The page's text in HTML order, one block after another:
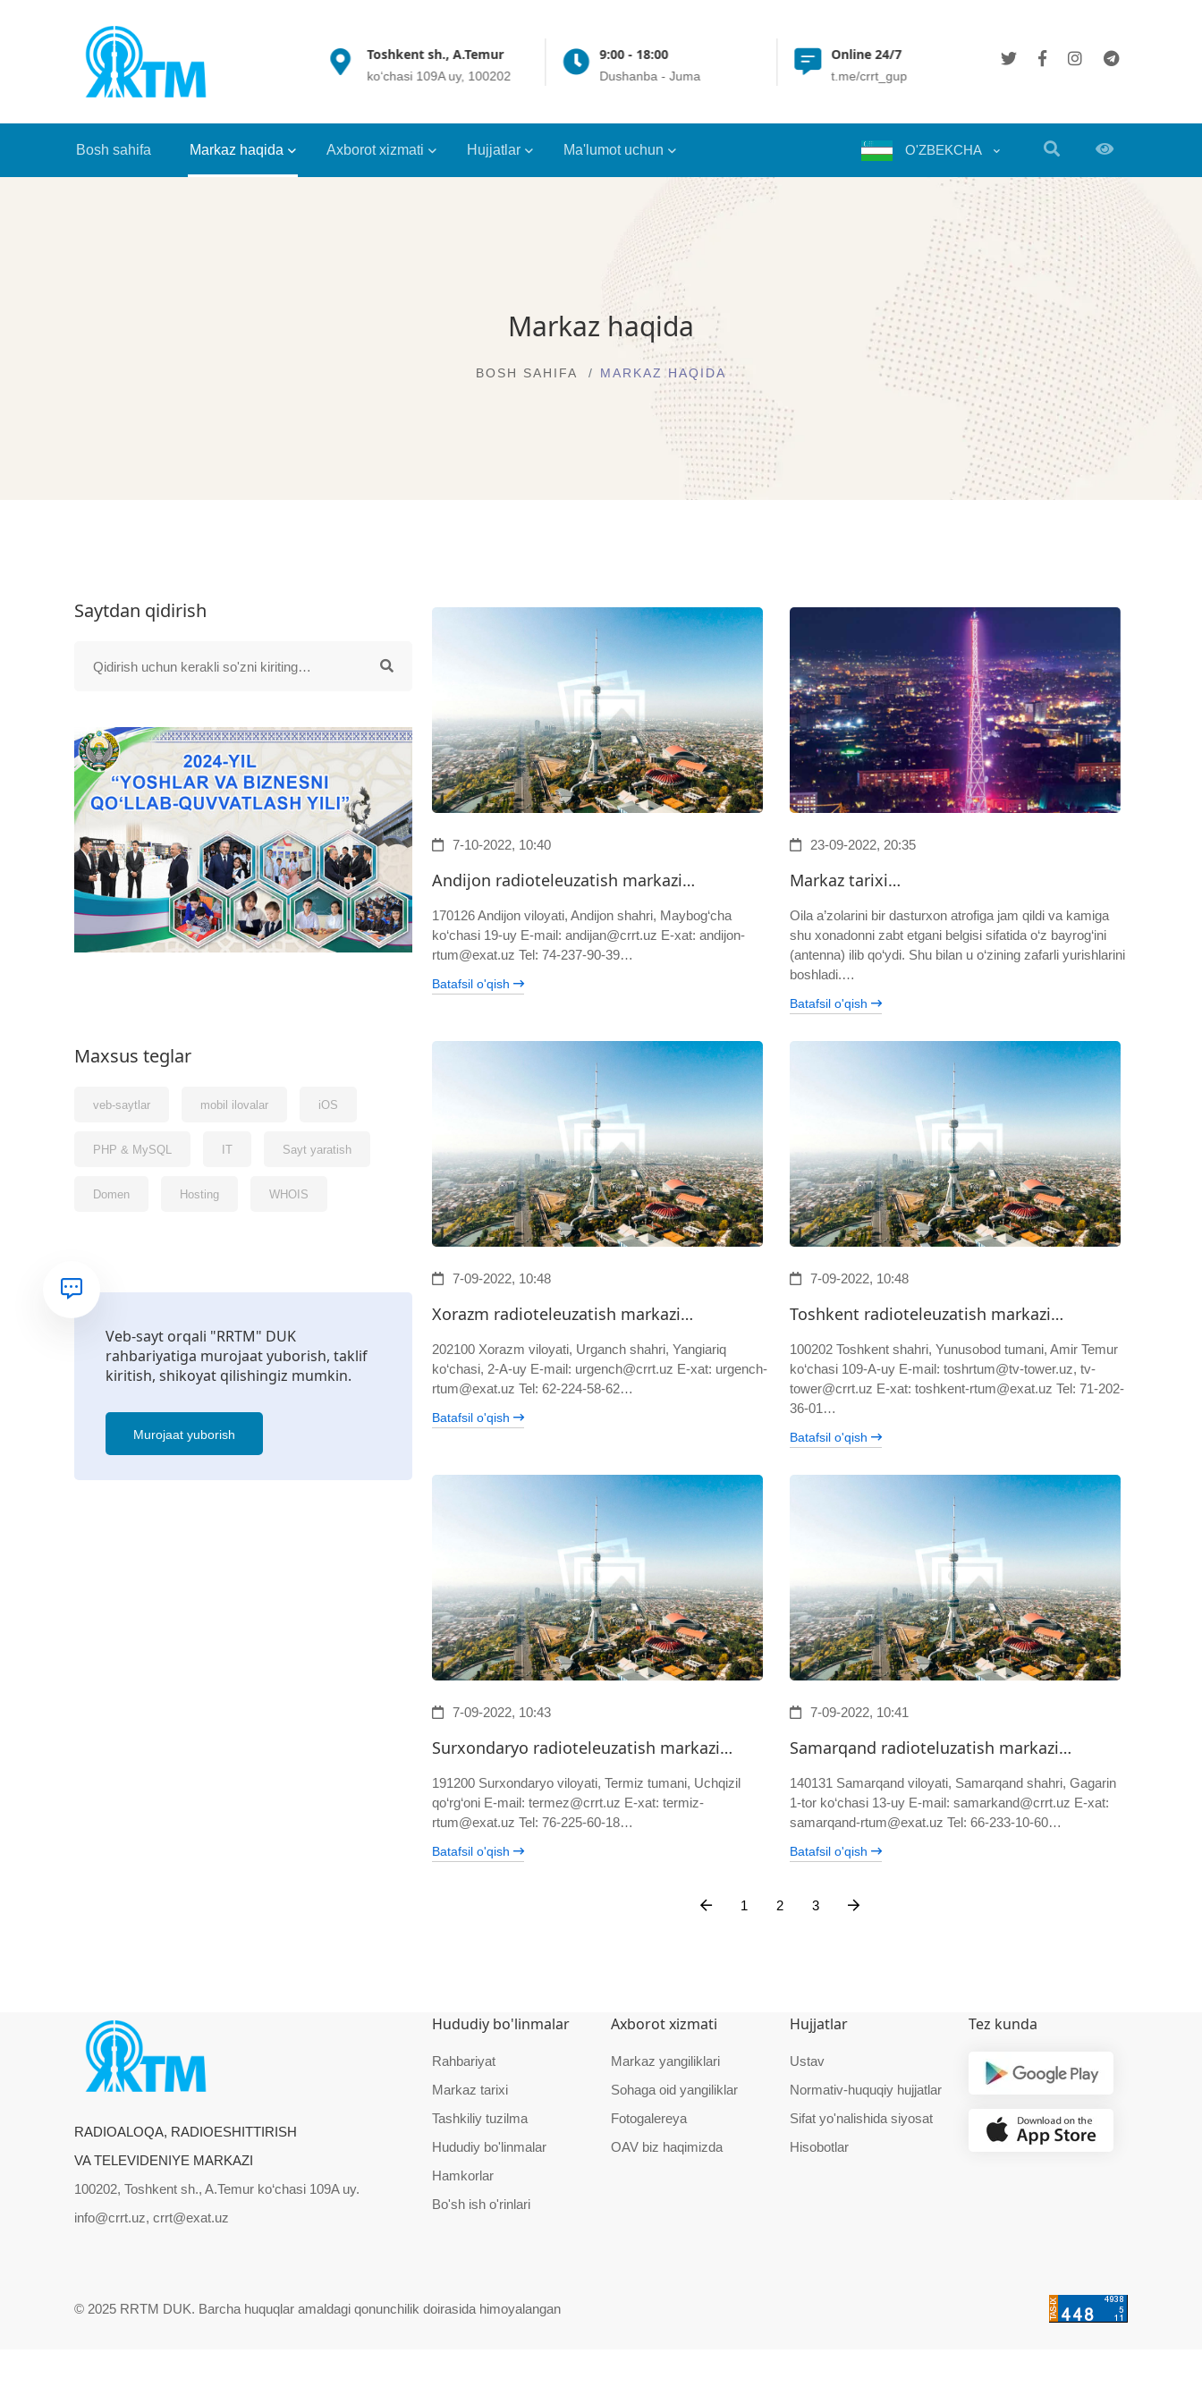
(+998 71) 202 35 49
info@crrt.uz
Toshkent sh., A.Temur
ko‘chasi 109A uy, 100202
9:00 - 18:00
Dushanba - Juma
Online 24/7
t.me/crrt_gup
(+998 71) 202 35 49
Bosh sahifa Markaz haqida Axborot xizmati Hujjatlar Ma'lumot uchun O'ZBEKCHA
Markaz haqida
BOSH SAHIFA MARKAZ HAQIDA
Saytdan qidirish
Maxsus teglar
veb-saytlar mobil ilovalar iOS
PHP & MySQL IT Sayt yaratish
Domen Hosting WHOIS
Veb-sayt orqali "RRTM" DUK
rahbariyatiga murojaat yuborish, taklif
kiritish, shikoyat qilishingiz mumkin.
Murojaat yuborish
7-10-2022, 10:40
Andijon radioteleuzatish markazi…
170126 Andijon viloyati, Andijon shahri, Maybog‘cha
ko‘chasi 19-uy E-mail: andijan@crrt.uz E-xat: andijon-
rtum@exat.uz Tel: 74-237-90-39…
Batafsil o'qish
23-09-2022, 20:35
Markaz tarixi…
Oila a’zolarini bir dasturxon atrofiga jam qildi va kamiga
shu xonadonni zabt etgani belgisi sifatida o‘z bayrog‘ini
(antenna) ilib qo‘ydi. Shu bilan u o‘zining zafarli yurishlarini
boshladi.…
Batafsil o'qish
7-09-2022, 10:48
Xorazm radioteleuzatish markazi…
202100 Xorazm viloyati, Urganch shahri, Yangiariq
ko‘chasi, 2-A-uy E-mail: urgench@crrt.uz E-xat: urgench-
rtum@exat.uz Tel: 62-224-58-62…
Batafsil o'qish
7-09-2022, 10:48
Toshkent radioteleuzatish markazi…
100202 Toshkent shahri, Yunusobod tumani, Amir Temur
ko‘chasi 109-A-uy E-mail: toshrtum@tv-tower.uz, tv-
tower@crrt.uz E-xat: toshkent-rtum@exat.uz Tel: 71-202-
36-01…
Batafsil o'qish
7-09-2022, 10:43
Surxondaryo radioteleuzatish markazi…
191200 Surxondaryo viloyati, Termiz tumani, Uchqizil
qo‘rg‘oni E-mail: termez@crrt.uz E-xat: termiz-
rtum@exat.uz Tel: 76-225-60-18…
Batafsil o'qish
7-09-2022, 10:41
Samarqand radioteluzatish markazi…
140131 Samarqand viloyati, Samarqand shahri, Gagarin
1-tor ko‘chasi 13-uy E-mail: samarkand@crrt.uz E-xat:
samarqand-rtum@exat.uz Tel: 66-233-10-60…
Batafsil o'qish
1 2 3
RADIOALOQA, RADIOESHITTIRISH
VA TELEVIDENIYE MARKAZI
100202, Toshkent sh., A.Temur ko‘chasi 109A uy.
info@crrt.uz, crrt@exat.uz
Hududiy bo'linmalar
Rahbariyat
Markaz tarixi
Tashkiliy tuzilma
Hududiy bo'linmalar
Hamkorlar
Bo'sh ish o'rinlari
Axborot xizmati
Markaz yangiliklari
Sohaga oid yangiliklar
Fotogalereya
OAV biz haqimizda
Hujjatlar
Ustav
Normativ-huquqiy hujjatlar
Sifat yo'nalishida siyosat
Hisobotlar
Tez kunda
© 2025 RRTM DUK. Barcha huquqlar amaldagi qonunchilik doirasida himoyalangan